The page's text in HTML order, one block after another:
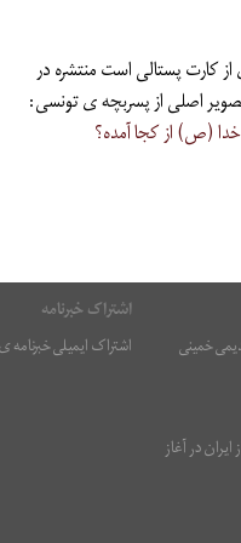
کارت پستالی است منتشره در
اصلی از پسربچه ی تونسی:
(ص) از کجا آمده؟
خمینی
در آغاز
اشتراک خبرنامه
اشتراک ایمیلی